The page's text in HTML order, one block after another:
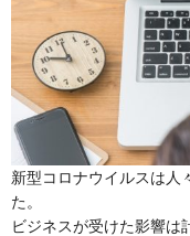
新型コロナウイルスは人
た。
ビジネスが受けた影響は